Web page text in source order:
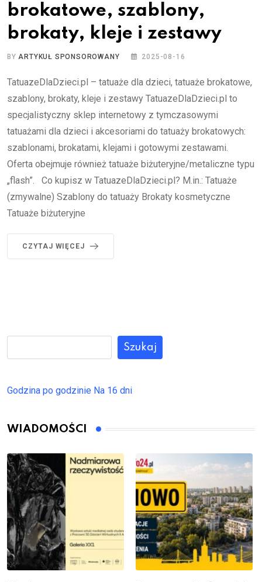
brokatowe, szablony,
brokaty, kleje i zestawy
BYARTYKUŁ SPONSOROWANY 2025-08-16
TatuazeDlaDzieci.pl – tatuaże dla dzieci, tatuaże brokatowe,
szablony, brokaty, kleje i zestawy TatuazeDlaDzieci.pl to
specjalistyczny sklep internetowy z tymczasowymi
tatuażami dla dzieci i akcesoriami do tatuaży brokatowych:
szablonami, brokatami, klejami i gotowymi zestawami.
Oferta obejmuje również tatuaże biżuteryjne/metaliczne typu
„flash”. Co kupisz w TatuazeDlaDzieci.pl? M.in.: Tatuaże
(zmywalne) Szablony do tatuaży Brokaty kosmetyczne
Tatuaże biżuteryjne
CZYTAJ WIĘCEJ
Szukaj
Godzina po godzinie Na 16 dni
WIADOMOŚCI